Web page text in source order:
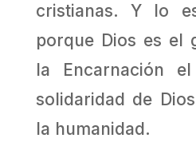
cristianas. Y lo
porque Dios es el
la Encarnación
solidaridad de
la humanidad.